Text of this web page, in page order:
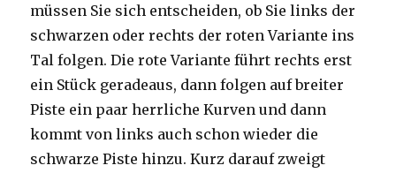
müssen Sie sich entscheiden, ob Sie links der
schwarzen oder rechts der roten Variante ins
Tal folgen. Die rote Variante führt rechts erst
ein Stück geradeaus, dann folgen auf breiter
Piste ein paar herrliche Kurven und dann
kommt von links auch schon wieder die
schwarze Piste hinzu. Kurz darauf zweigt